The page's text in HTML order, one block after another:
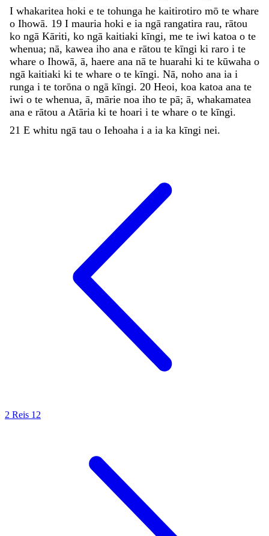
I whakaritea hoki e te tohunga he kaitirotiro mō te whare
o Ihowā. 19 I mauria hoki e ia ngā rangatira rau, rātou
ko ngā Kāriti, ko ngā kaitiaki kīngi, me te iwi katoa o te
whenua; nā, kawea iho ana e rātou te kīngi ki raro i te
whare o Ihowā, ā, haere ana nā te huarahi ki te kūwaha o
ngā kaitiaki ki te whare o te kīngi. Nā, noho ana ia i
runga i te torōna o ngā kīngi. 20 Heoi, koa katoa ana te
iwi o te whenua, ā, mārie noa iho te pā; ā, whakamatea
ana e rātou a Atāria ki te hoari i te whare o te kīngi.
21 E whitu ngā tau o Iehoaha i a ia ka kīngi nei.
2 Reis 12